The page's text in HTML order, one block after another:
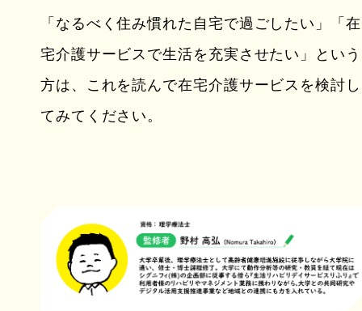
「なるべく住み慣れた自宅で過ごしたい」「在
宅介護サービスで生活を充実させたい」という
方は、これを読んで在宅介護サービスを検討し
てみてください。